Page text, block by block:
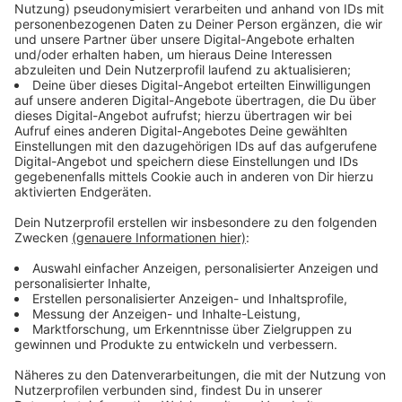
Anzeige
Industrie- und Handelskammer Düsseldorf
Anzeige
Auch die Düsseldorfer Wirtschaft macht sich
Gedanken um die Situation vor der Ausländerbehörde.
Die bürokratischen Hürden durch die Behörde seien
auch ein Problem für Unternehmen, die Fachkräfte aus
von der Industrie- und Handelskammer Düsseldorf
(IHK). Denn das Einstellen internationaler Fachkräfte
sei ein wichtiges Mittel gegen den Fachkräftemangel
in unserer Stadt, so Paffenholz weiter. Das zeigt auch
bürokratischer Hürden sei deshalb wichtig für die